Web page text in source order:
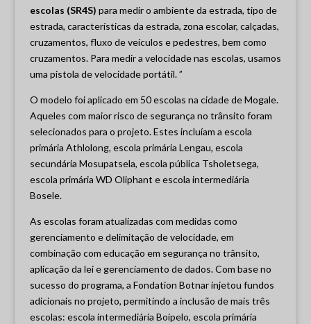
escolas (SR4S) para medir o ambiente da estrada, tipo de
estrada, características da estrada, zona escolar, calçadas,
cruzamentos, fluxo de veículos e pedestres, bem como
cruzamentos. Para medir a velocidade nas escolas, usamos
uma pistola de velocidade portátil. ”
O modelo foi aplicado em 50 escolas na cidade de Mogale.
Aqueles com maior risco de segurança no trânsito foram
selecionados para o projeto. Estes incluíam a escola
primária Athlolong, escola primária Lengau, escola
secundária Mosupatsela, escola pública Tsholetsega,
escola primária WD Oliphant e escola intermediária
Bosele.
As escolas foram atualizadas com medidas como
gerenciamento e delimitação de velocidade, em
combinação com educação em segurança no trânsito,
aplicação da lei e gerenciamento de dados. Com base no
sucesso do programa, a Fondation Botnar injetou fundos
adicionais no projeto, permitindo a inclusão de mais três
escolas: escola intermediária Boipelo, escola primária